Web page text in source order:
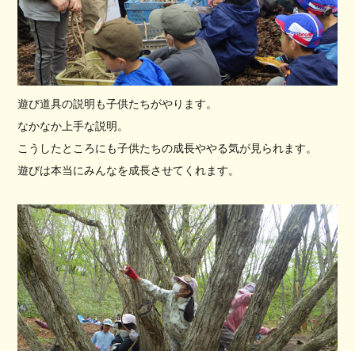
遊び道具の説明も子供たちがやります。
なかなか上手な説明。
こうしたところにも子供たちの成長ややる気が見られます。
遊びは本当にみんなを成長させてくれます。